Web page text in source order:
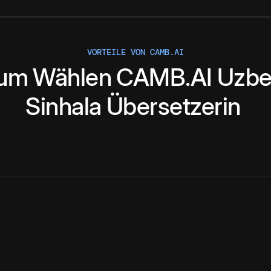
VORTEILE VON CAMB.AI
Wählen CAMB.AI
Sinhala Übersetzerin